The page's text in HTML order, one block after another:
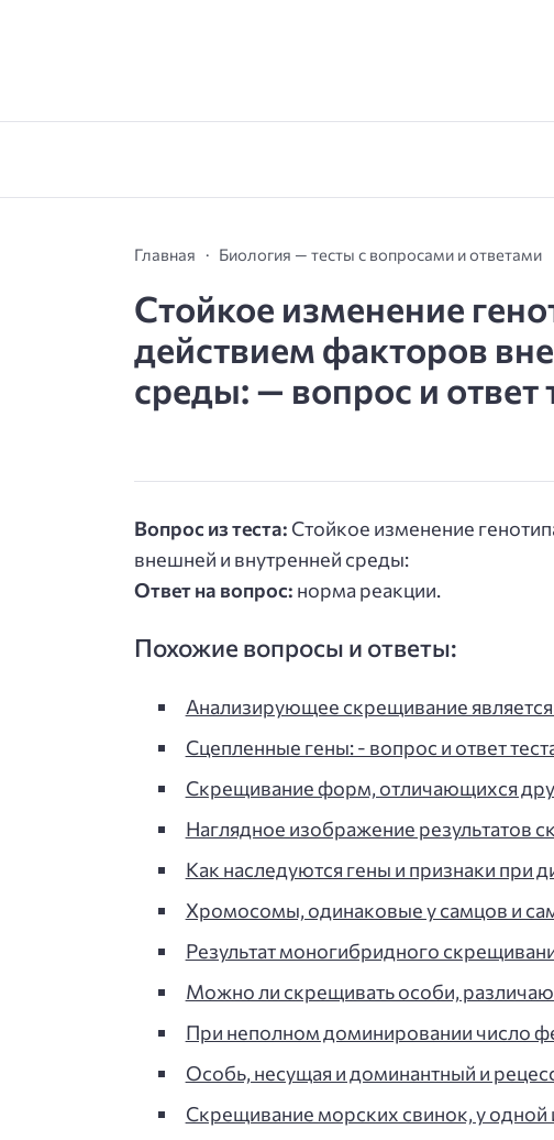
Главная Биология — тесты с вопросами и ответами
Стойкое изменение
действием факторов
среды: — вопрос и ответ
Вопрос из теста: Стойкое изменение
внешней и внутренней среды:
Ответ на вопрос: норма реакции.
Похожие вопросы и ответы:
Анализирующее скрещивание
Сцепленные гены: - вопрос и ответ
Скрещивание форм, отличающихся
Наглядное изображение результатов
Как наследуются гены и признаки при
Хромосомы, одинаковые у самцов и
Результат моногибридного
Можно ли скрещивать особи,
При неполном доминировании число
Особь, несущая и доминантный и
Скрещивание морских свинок, у одной